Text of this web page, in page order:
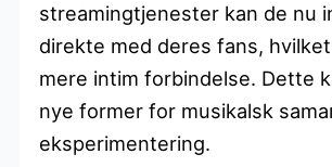
streamingtjenester kan de nu
direkte med deres fans,
mere intim forbindelse. Dette
nye former for musikalsk
eksperimentering.